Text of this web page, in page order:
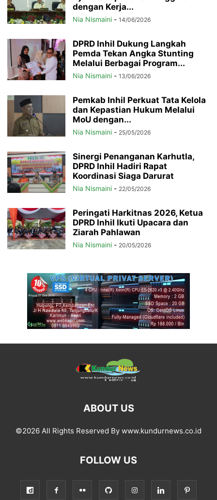
dengan Kerja...
Nia Nismaini - 14/06/2026
DPRD Inhil Dukung Langkah
Pemda Tekan Angka Stunting
Melalui Berbagai Program...
Nia Nismaini - 13/06/2026
Pemkab Inhil Perkuat Tata Kelola
dan Kepastian Hukum Melalui
MoU dengan...
Nia Nismaini - 25/05/2026
Sinergi Penanganan Karhutla,
DPRD Inhil Hadiri Rapat
Koordinasi Siaga Darurat
Nia Nismaini - 22/05/2026
Peringati Harkitnas 2026, Ketua
DPRD Inhil Ikuti Upacara dan
Ziarah Pahlawan
Nia Nismaini - 20/05/2026
ABOUT US
©2026 All Rights Reserved By www.kundurnews.co.id
FOLLOW US